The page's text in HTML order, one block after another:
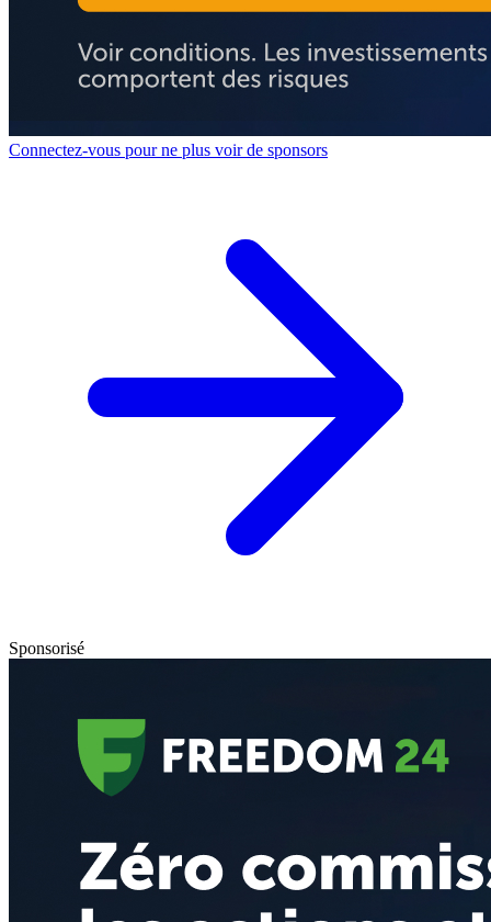
Connectez-vous pour ne plus voir de sponsors
Sponsorisé